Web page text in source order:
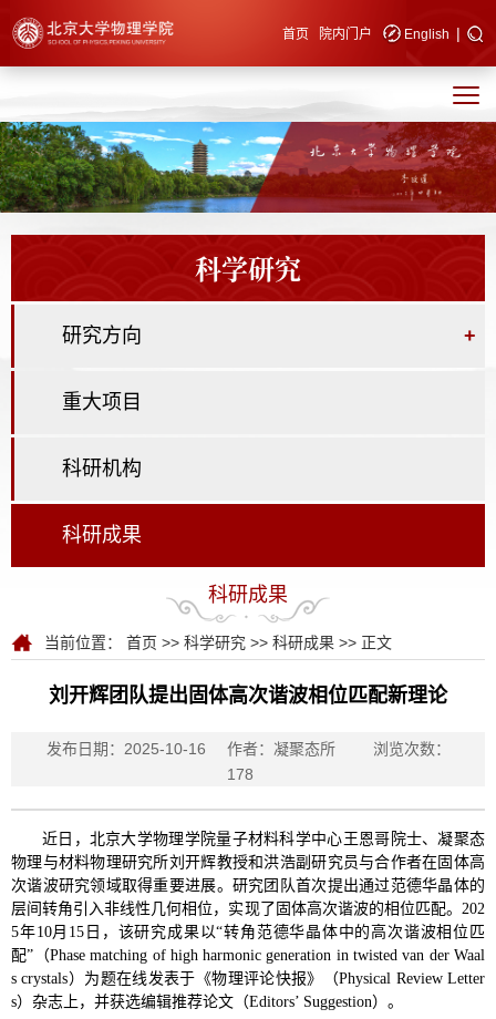
快速导航 首页 院内门户 English |
科学研究
研究方向 +
重大项目
科研机构
科研成果
科研成果
当前位置： 首页 >> 科学研究 >> 科研成果 >> 正文
刘开辉团队提出固体高次谐波相位匹配新理论
发布日期：2025-10-16 作者：凝聚态所
浏览次数：
178
近日，北京大学物理学院量子材料科学中心王恩哥院士、凝聚态
物理与材料物理研究所刘开辉教授和洪浩副研究员与合作者在固体高
次谐波研究领域取得重要进展。研究团队首次提出通过范德华晶体的
层间转角引入非线性几何相位，实现了固体高次谐波的相位匹配。 202
5年10月 15 日，该研究成果以“转角范德华晶体中的高次谐波相位匹
配” （Phase matching of high harmonic generation in twisted van der Waal
s crystals）为题在线发表于《物理评论快报》（Physical Review Letter
s）杂志上， 并获选编辑推荐论文（Editors’ Suggestion）。